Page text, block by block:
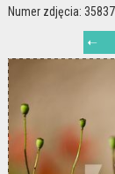
Numer zdjęcia: